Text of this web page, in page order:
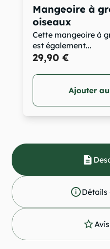
Mangeoire à
oiseaux
Cette mangeoire à
est également...
29,90 €
Ajouter
description
info_outline
star_outline